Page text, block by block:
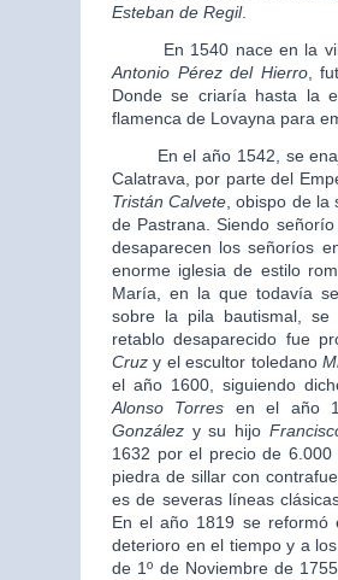
Esteban de Regil.
En 1540 nace en la villa
Antonio Pérez del Hierro,
Donde se criaría hasta la
flamenca de Lovayna para
En el año 1542, se
Calatrava, por parte del
Tristán Calvete, obispo de la
de Pastrana. Siendo
desaparecen los señoríos
enorme iglesia de estilo
María, en la que todavía
sobre la pila bautismal,
retablo desaparecido fue
Cruz y el escultor toledano
el año 1600, siguiendo
Alonso Torres en el año
González y su hijo
1632 por el precio de
piedra de sillar con
es de severas líneas
En el año 1819 se reformó
deterioro en el tiempo y a
de 1º de Noviembre de